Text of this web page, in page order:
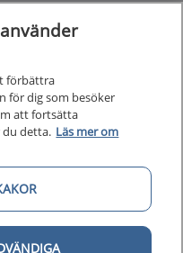
startsidan för 1177 för
information
och är en del av
förbättra
för dig som besöker
att fortsätta
du detta. Läs mer om